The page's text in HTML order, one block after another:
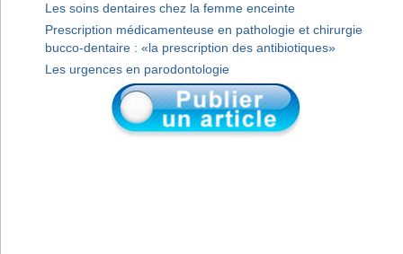
Les soins dentaires chez la femme enceinte
Prescription médicamenteuse en pathologie et chirurgie
bucco-dentaire : «la prescription des antibiotiques»
Les urgences en parodontologie